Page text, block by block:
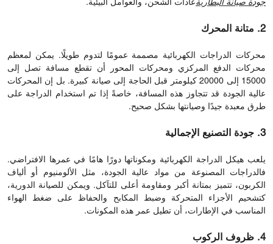
جودة صيانة البطاريةعادات الشحن، والعوامل البيئية.
2. متانة المحرك
محركات الدراجات الكهربائية مصممة عمومًا لتدوم طويلًا. يمكن لمعظم
محركات الدفع المركزي ومحركات المحور أن تقطع مسافة تصل إلى
15000 إلى 20000 كيلومتر قبل الحاجة إلى صيانة كبيرة. بل إن المحركات
عالية الجودة قد تتجاوز هذه المسافة، خاصةً إذا تم استخدام الدراجة على
طرق معبدة جيدًا وصيانتها بشكل صحيح.
3. جودة التصنيع الإجمالية
يلعب هيكل الدراجة الكهربائية ومكوناتها دورًا هامًا في عمرها الافتراضي.
فالدراجات المصنوعة من مواد عالية الجودة، مثل الألومنيوم أو ألياف
الكربون، تتميز بمتانة أكبر ومقاومة أعلى للتآكل. ويمكن للصيانة الدورية،
كتشحيم الأجزاء المتحركة وضبط المكابح والحفاظ على ضغط الهواء
المناسب في الإطارات، أن تطيل عمر هذه المكونات.
4. ظروف الركوب